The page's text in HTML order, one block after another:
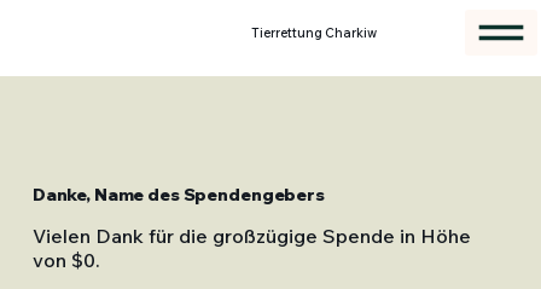
Tierrettung Charkiw
Danke, Name des Spendengebers
Vielen Dank für die großzügige Spende in Höhe
von $0.